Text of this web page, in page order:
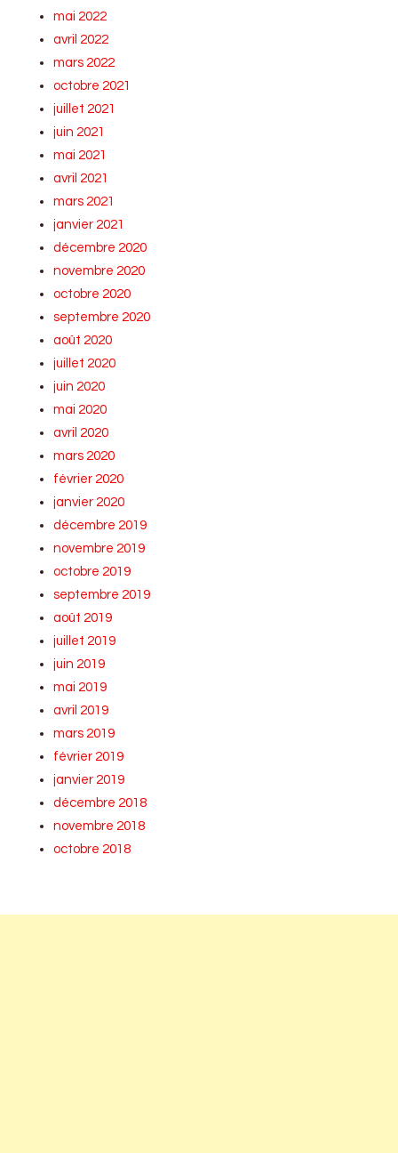
mai 2022
avril 2022
mars 2022
octobre 2021
juillet 2021
juin 2021
mai 2021
avril 2021
mars 2021
janvier 2021
décembre 2020
novembre 2020
octobre 2020
septembre 2020
août 2020
juillet 2020
juin 2020
mai 2020
avril 2020
mars 2020
février 2020
janvier 2020
décembre 2019
novembre 2019
octobre 2019
septembre 2019
août 2019
juillet 2019
juin 2019
mai 2019
avril 2019
mars 2019
février 2019
janvier 2019
décembre 2018
novembre 2018
octobre 2018